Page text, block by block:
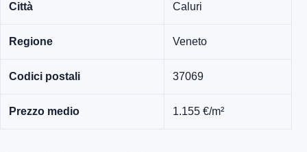
Città Caluri
Regione Veneto
Codici postali 37069
Prezzo medio 1.155 €/m²